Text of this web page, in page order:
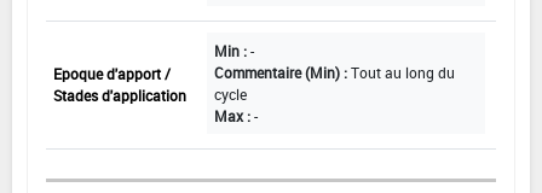
Epoque d'apport /
Stades d'application
Min :-
Commentaire (Min) :Tout au long du
cycle
Max :-